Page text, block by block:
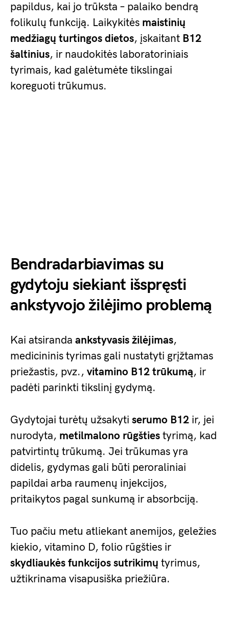
papildus, kai jo trūksta – palaiko bendrą
folikulų funkciją. Laikykitės maistinių
medžiagų turtingos dietos, įskaitant B12
šaltinius, ir naudokitės laboratoriniais
tyrimais, kad galėtumėte tikslingai
koreguoti trūkumus.
Bendradarbiavimas su
gydytoju siekiant išspręsti
ankstyvojo žilėjimo problemą
Kai atsiranda ankstyvasis žilėjimas,
medicininis tyrimas gali nustatyti grįžtamas
priežastis, pvz., vitamino B12 trūkumą, ir
padėti parinkti tikslinį gydymą.
Gydytojai turėtų užsakyti serumo B12 ir, jei
nurodyta, metilmalono rūgšties tyrimą, kad
patvirtintų trūkumą. Jei trūkumas yra
didelis, gydymas gali būti peroraliniai
papildai arba raumenų injekcijos,
pritaikytos pagal sunkumą ir absorbciją.
Tuo pačiu metu atliekant anemijos, geležies
kiekio, vitamino D, folio rūgšties ir
skydliaukės funkcijos sutrikimų tyrimus,
užtikrinama visapusiška priežiūra.